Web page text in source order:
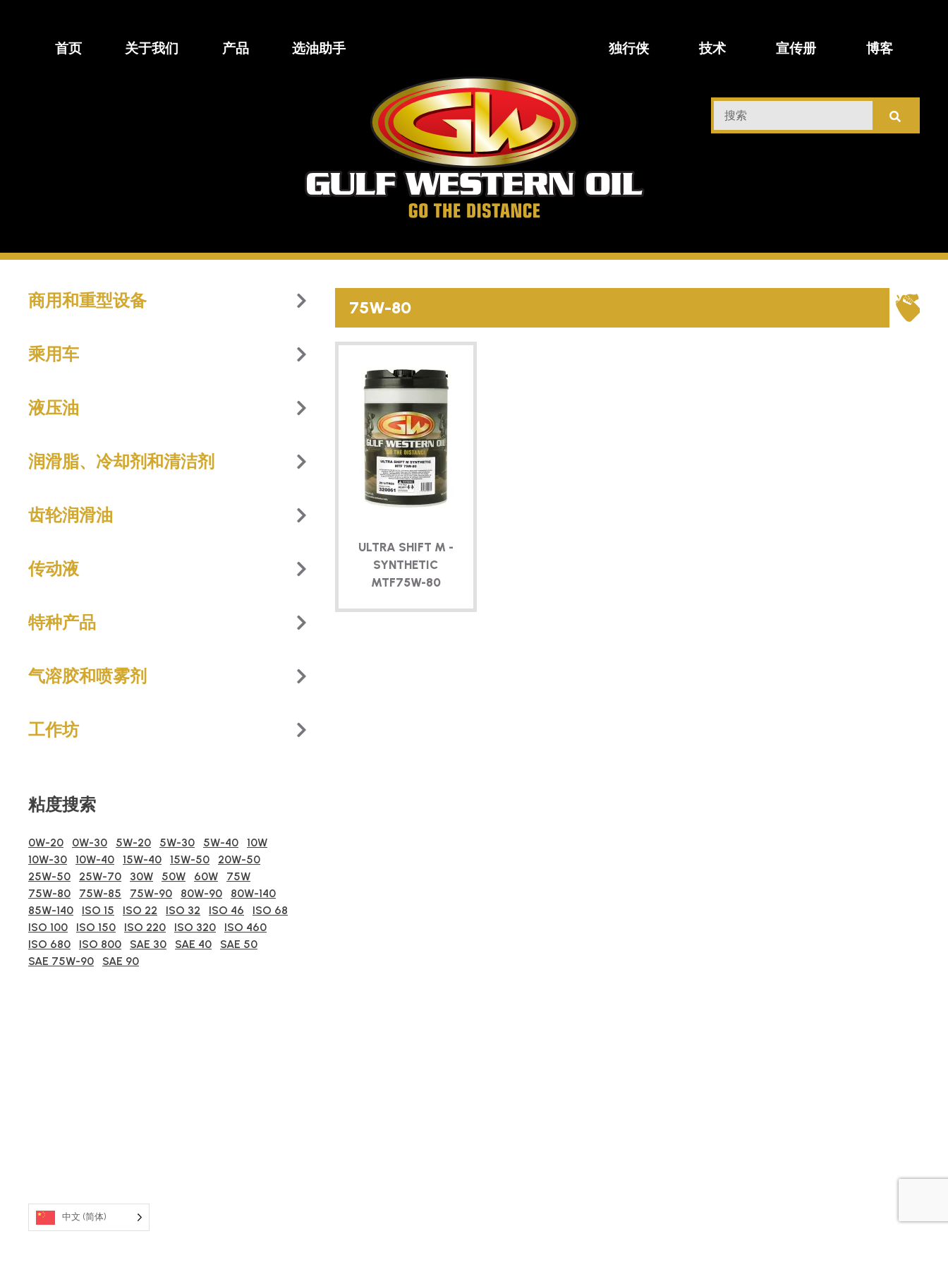
石
油
走
首页 关于我们 产品 选油助手 独行侠 技术 宣传册 博客
搜
商用和重型设备
乘用车
液压油
润滑脂、冷却剂和清洁剂
齿轮润滑油
传动液
特种产品
气溶胶和喷雾剂
工作坊
粘度搜索
0W-20 0W-30 5W-20 5W-30 5W-40
10W
10W-30
10W-40 15W-40 15W-50
20W-50
25W-50
25W-70 30W 50W 60W
75W
75W-80
75W-85 75W-90 80W-90
80W-140
85W-140
ISO 15 ISO 22 ISO 32 ISO 46
ISO 68
ISO 100
ISO 150 ISO 220 ISO 320
ISO 460
ISO 680
ISO 800 SAE 30 SAE 40
SAE 50
SAE 75W-90
SAE 90
75W-80
ULTRA SHIFT M -
SYNTHETIC
MTF75W-80
中文 (简体)